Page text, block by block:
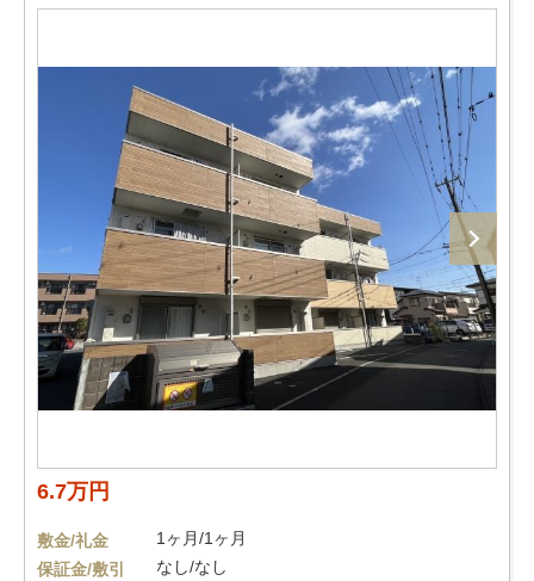
6.7万円
敷金/礼金
1ヶ月/1ヶ月
保証金/敷引
なし/なし